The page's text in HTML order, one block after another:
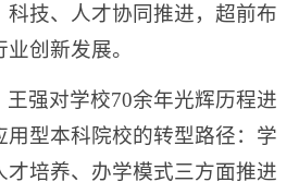
科技、人才协同推进，超前布
创新发展。
王强对学校70余年光辉历程进
用型本科院校的转型路径：学
才培养、办学模式三方面推进